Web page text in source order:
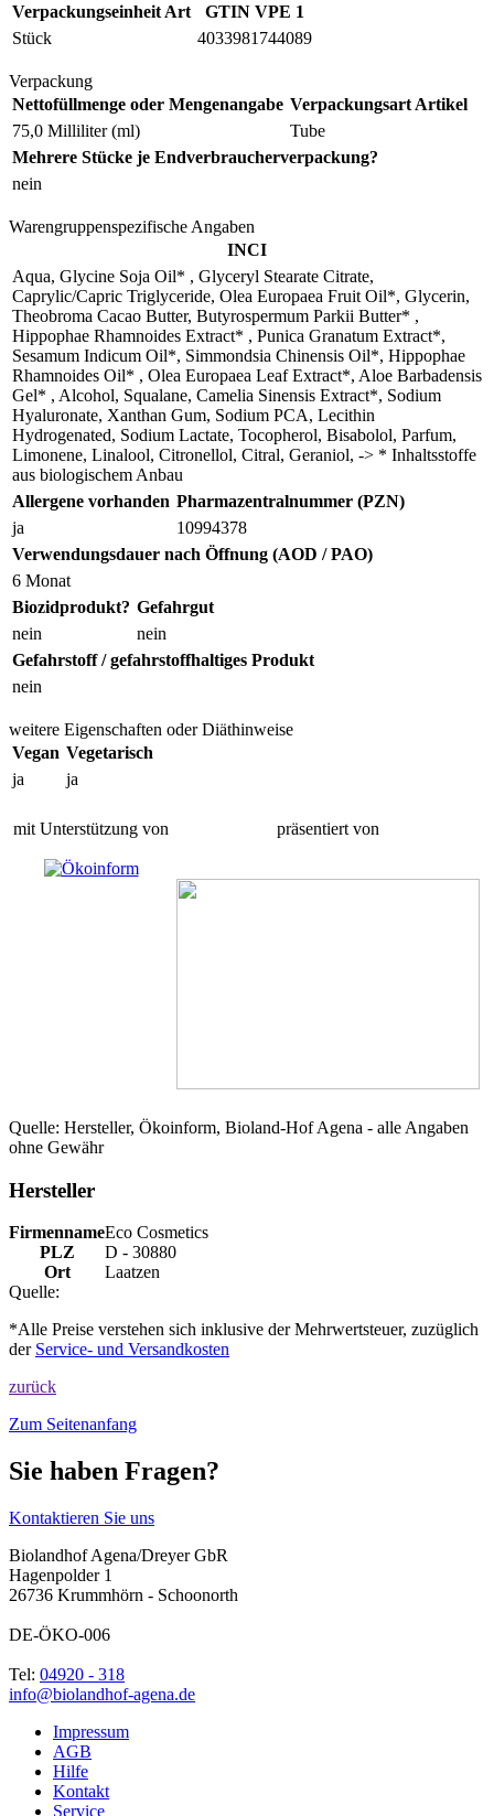
Verpackungseinheit Art
Stück
GTIN VPE 1
4033981744089
Verpackung
Nettofüllmenge oder Mengenangabe
75,0 Milliliter (ml)
Verpackungsart Artikel
Tube
Mehrere Stücke je Endverbraucherverpackung?
nein
Warengruppenspezifische Angaben
INCI
Aqua, Glycine Soja Oil* , Glyceryl Stearate Citrate,
Caprylic/Capric Triglyceride, Olea Europaea Fruit Oil*, Glycerin,
Theobroma Cacao Butter, Butyrospermum Parkii Butter* ,
Hippophae Rhamnoides Extract* , Punica Granatum Extract*,
Sesamum Indicum Oil*, Simmondsia Chinensis Oil*, Hippophae
Rhamnoides Oil* , Olea Europaea Leaf Extract*, Aloe Barbadensis
Gel* , Alcohol, Squalane, Camelia Sinensis Extract*, Sodium
Hyaluronate, Xanthan Gum, Sodium PCA, Lecithin
Hydrogenated, Sodium Lactate, Tocopherol, Bisabolol, Parfum,
Limonene, Linalool, Citronellol, Citral, Geraniol, -> * Inhaltsstoffe
aus biologischem Anbau
Allergene vorhanden
ja
Pharmazentralnummer (PZN)
10994378
Verwendungsdauer nach Öffnung (AOD / PAO)
6 Monat
Biozidprodukt?
nein
Gefahrgut
nein
Gefahrstoff / gefahrstoffhaltiges Produkt
nein
weitere Eigenschaften oder Diäthinweise
Vegan
ja
Vegetarisch
ja
mit Unterstützung von präsentiert von
Quelle: Hersteller, Ökoinform, Bioland-Hof Agena - alle Angaben
ohne Gewähr
Hersteller
FirmennameEco Cosmetics
PLZ
D - 30880
Ort
Laatzen
Quelle:
*Alle Preise verstehen sich inklusive der Mehrwertsteuer, zuzüglich
der Service- und Versandkosten
zurück
Zum Seitenanfang
Sie haben Fragen?
Kontaktieren Sie uns
Biolandhof Agena/Dreyer GbR
Hagenpolder 1
26736 Krummhörn - Schoonorth
DE-ÖKO-006
Tel: 04920 - 318
info@biolandhof-agena.de
Impressum
AGB
Hilfe
Kontakt
Service